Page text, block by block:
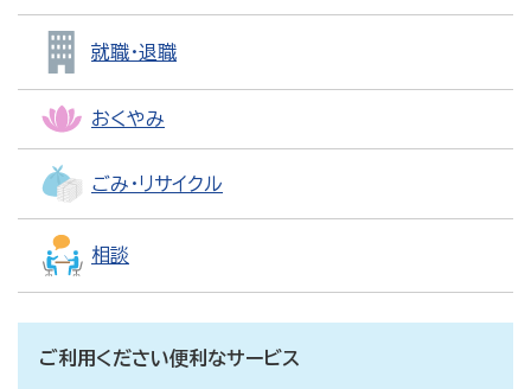
就職・退職
おくやみ
ごみ・リサイクル
相談
ご利用ください便利なサービス